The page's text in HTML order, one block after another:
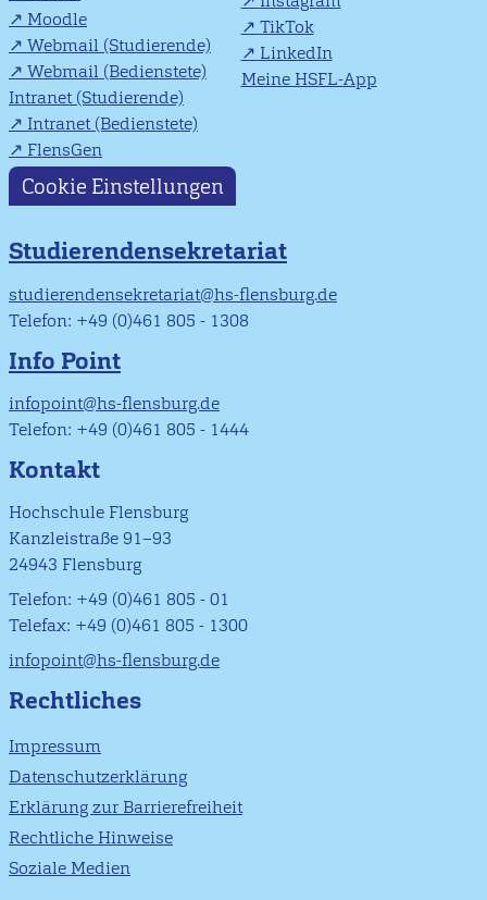
Moodle
Webmail (Studierende)
Webmail (Bedienstete)
Intranet (Studierende)
Intranet (Bedienstete)
FlensGen
TikTok
LinkedIn
Meine HSFL-App
Cookie Einstellungen
Studierendensekretariat
studierendensekretariat@hs-flensburg.de
Telefon: +49 (0)461 805 - 1308
Info Point
infopoint@hs-flensburg.de
Telefon: +49 (0)461 805 - 1444
Kontakt
Hochschule Flensburg
Kanzleistraße 91–93
24943 Flensburg
Telefon: +49 (0)461 805 - 01
Telefax: +49 (0)461 805 - 1300
infopoint@hs-flensburg.de
Rechtliches
Impressum
Datenschutzerklärung
Erklärung zur Barrierefreiheit
Rechtliche Hinweise
Soziale Medien